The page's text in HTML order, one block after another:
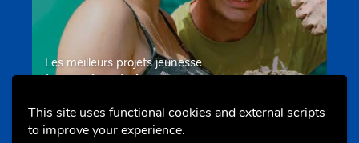
This site uses functional cookies and external scripts
to improve your experience.
Les meilleurs projets jeunesse
jugendprais.lu